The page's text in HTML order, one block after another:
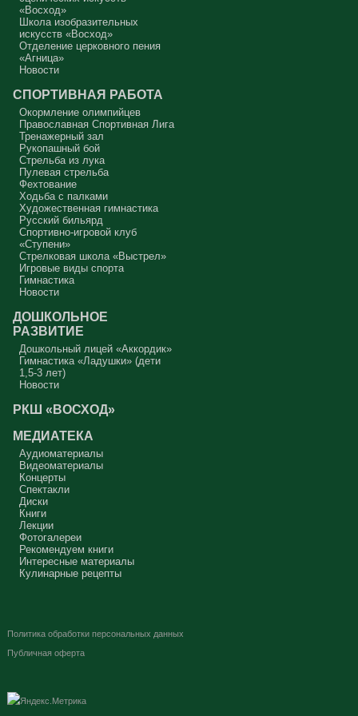
Протоиерей Андрей Алексеев
«Восход»
Школа изобразительных
искусств «Восход»
Отделение церковного пения
«Агница»
Новости
СПОРТИВНАЯ РАБОТА
Окормление олимпийцев
Православная Спортивная Лига
Тренажерный зал
Рукопашный бой
Стрельба из лука
Пулевая стрельба
Фехтование
Ходьба с палками
Художественная гимнастика
Русский бильярд
Спортивно-игровой клуб
«Ступени»
Стрелковая школа «Выстрел»
Игровые виды спорта
Гимнастика
Новости
ДОШКОЛЬНОЕ
РАЗВИТИЕ
Дошкольный лицей «Аккордик»
Гимнастика «Ладушки» (дети
1,5-3 лет)
Новости
РКШ «ВОСХОД»
МЕДИАТЕКА
Аудиоматериалы
Видеоматериалы
Концерты
Спектакли
Диски
Книги
Лекции
Фотогалереи
Рекомендуем книги
Интересные материалы
Кулинарные рецепты
Политика обработки персональных данных
Публичная оферта